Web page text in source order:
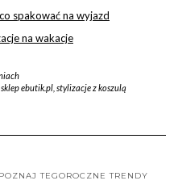
spakować na wyjazd
na wakacje
sklep ebutik.pl, stylizacje z koszulą
TEGOROCZNE TRENDY